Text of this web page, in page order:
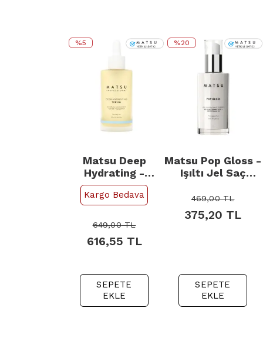
{
%5
Matsu Deep
Hydrating -
Nemlendirici Saç
Serumu 50ml
Kargo Bedava
649,00TL
616,55 TL
SEPETE
EKLE
{
%20
Matsu Pop Gloss -
Işıltı Jel Saç
50ml
469,00TL
375,20 TL
SEPETE
EKLE